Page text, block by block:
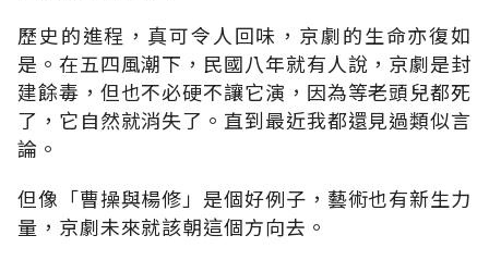
歷史的進程，真可令人回味，京劇的生命亦復如
是。在五四風潮下，民國八年就有人說，京劇是封
建餘毒，但也不必硬不讓它演，因為等老頭兒都死
了，它自然就消失了。直到最近我都還見過類似言
論。
但像「曹操與楊修」是個好例子，藝術也有新生力
量，京劇未來就該朝這個方向去。